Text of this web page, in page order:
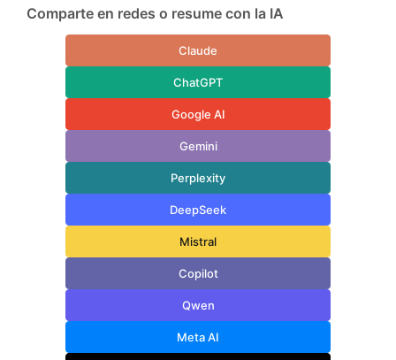
Comparte en redes o resume con la IA
Claude
ChatGPT
Google AI
Gemini
Perplexity
DeepSeek
Mistral
Copilot
Qwen
Meta AI